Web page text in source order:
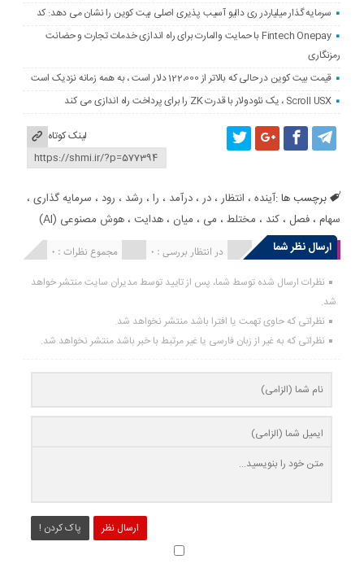
سرمایه گذار میلیاردر ری دالیو آسیب پذیری اصلی بیت کوین را نشان می دهد: کد
Fintech Onepay با حمایت والمارت برای راه اندازی خدمات تجارت و حضانت
رمزنگاری
قیمت بیت کوین در حالی که بالاتر از 122،000 دلار است ، به همه زمانه نزدیک است
Scroll USX ، یک نئودولار با قدرت ZK را برای پرداخت راه اندازی می کند
لینک کوتاه
برچسب ها :آینده ، انتظار ،در ،درآمد ، را ، رشد ، رود ، سرمایه گذاری ،
سهام ،فصل ،کند ، مختلط ، می ، میان ،هدایت ،هوش مصنوعی (AI)
ارسال نظر شما
مجموع نظرات : 0 در انتظار بررسی : 0 انتشار یافته : 0
نظرات ارسال شده توسط شما، پس از تایید توسط مدیران سایت منتشر خواهد
شد.
نظراتی که حاوی تهمت یا افترا باشد منتشر نخواهد شد.
نظراتی که به غیر از زبان فارسی یا غیر مرتبط با خبر باشد منتشر نخواهد شد.
ارسال نظر پاک کردن !